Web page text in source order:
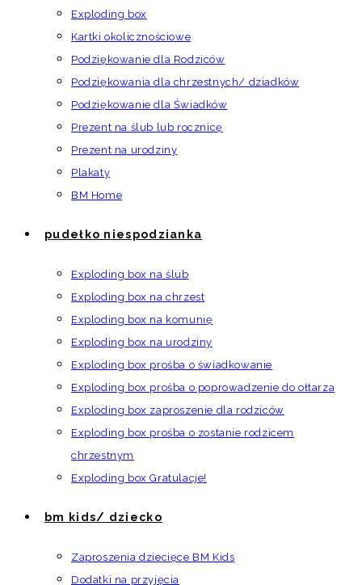
Exploding box
Kartki okolicznościowe
Podziękowanie dla Rodziców
Podziękowania dla chrzestnych/ dziadków
Podziękowanie dla Świadków
Prezent na ślub lub rocznicę
Prezent na urodziny
Plakaty
BM Home
pudełko niespodzianka
Exploding box na ślub
Exploding box na chrzest
Exploding box na komunię
Exploding box na urodziny
Exploding box prośba o świadkowanie
Exploding box prośba o poprowadzenie do ołtarza
Exploding box zaproszenie dla rodziców
Exploding box prośba o zostanie rodzicem
chrzestnym
Exploding box Gratulacje!
bm kids/ dziecko
Zaproszenia dziecięce BM Kids
Dodatki na przyjęcia